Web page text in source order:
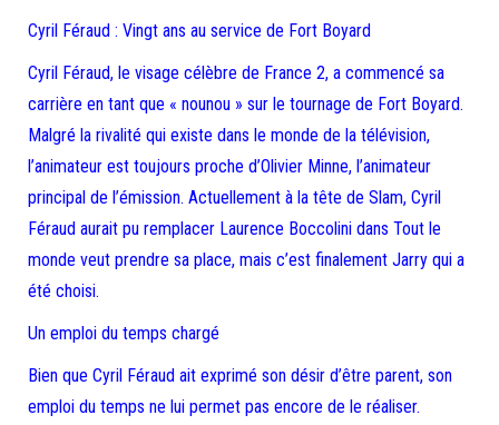
Cyril Féraud : Vingt ans au service de Fort Boyard
Cyril Féraud, le visage célèbre de France 2, a commencé sa
carrière en tant que « nounou » sur le tournage de Fort Boyard.
Malgré la rivalité qui existe dans le monde de la télévision,
l’animateur est toujours proche d’Olivier Minne, l’animateur
principal de l’émission. Actuellement à la tête de Slam, Cyril
Féraud aurait pu remplacer Laurence Boccolini dans Tout le
monde veut prendre sa place, mais c’est finalement Jarry qui a
été choisi.
Un emploi du temps chargé
Bien que Cyril Féraud ait exprimé son désir d’être parent, son
emploi du temps ne lui permet pas encore de le réaliser.